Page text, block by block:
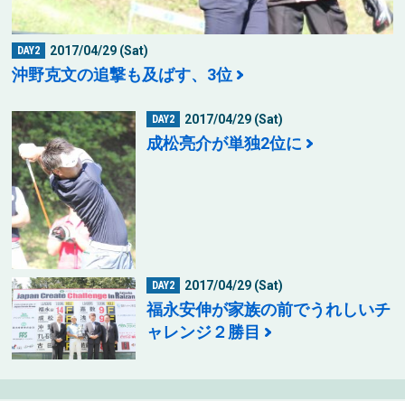
DAY2 2017/04/29 (Sat)
沖野克文の追撃も及ばす、3位
DAY2 2017/04/29 (Sat)
成松亮介が単独2位に
DAY2 2017/04/29 (Sat)
福永安伸が家族の前でうれしいチ
ャレンジ２勝目